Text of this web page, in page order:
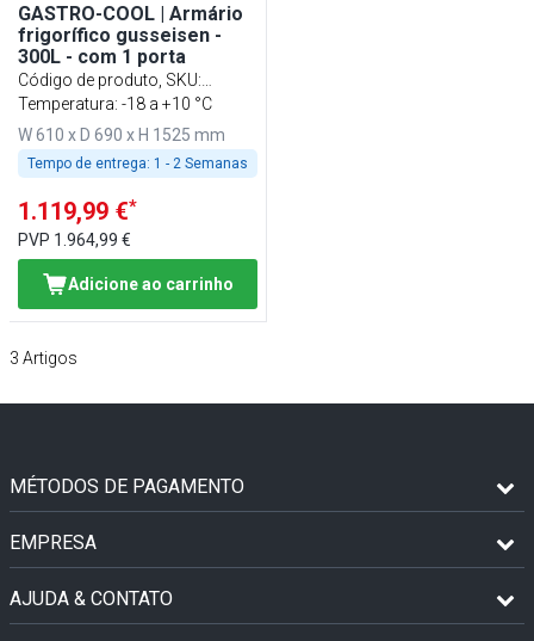
GASTRO-COOL | Armário
frigorífico gusseisen -
300L - com 1 porta
Código de produto, SKU:
RKCGC
Temperatura: -18 a +10 °C
W 610 x D 690 x H 1525 mm
Tempo de entrega: 1 - 2 Semanas
1.119,99 €*
PVP 1.964,99 €
Adicione ao carrinho
3 Artigos
MÉTODOS DE PAGAMENTO
EMPRESA
AJUDA & CONTATO